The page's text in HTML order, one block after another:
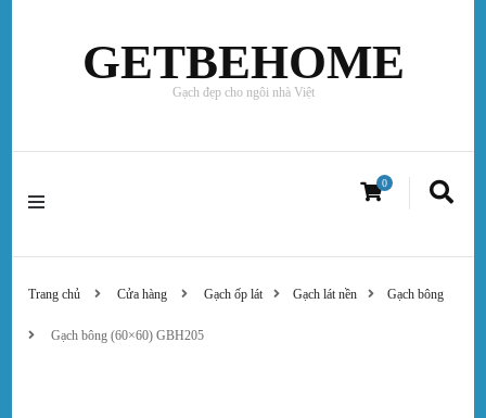
GETBEHOME
Gạch đẹp cho ngôi nhà Việt
0
Trang chủ Cửa hàng Gạch ốp lát Gạch lát nền Gạch bông
Gạch bông (60×60) GBH205